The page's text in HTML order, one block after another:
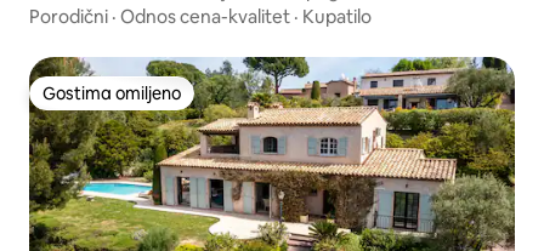
- EO
Porodični · Odnos cena-kvalitet · Kupatilo
Gostima omiljeno
Gostima omiljeno